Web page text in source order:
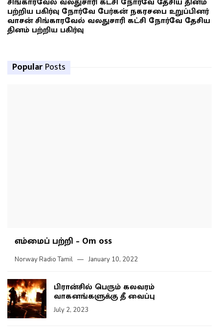
பற்றிய பகிர்வு நோர்வே பேர்கன் நகரசபை உறுப்பினர்
வாசன் சிங்காரவேல் வலதுசாரி கட்சி நோர்வே தேசிய
தினம் பற்றிய பகிர்வு
Popular Posts
எம்மைப் பற்றி – Om oss
Norway Radio Tamil January 10, 2022
பிரான்சில் பெரும் கலவரம்
வாகனங்களுக்கு தீ வைப்பு
July 2, 2023